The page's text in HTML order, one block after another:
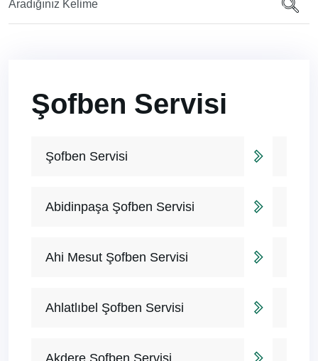
Şofben Servisi
Şofben Servisi
Abidinpaşa Şofben Servisi
Ahi Mesut Şofben Servisi
Ahlatlıbel Şofben Servisi